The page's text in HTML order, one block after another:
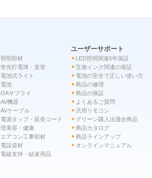
照明部材
蛍光灯電球・直管
電池式ライト
電池
OAサプライ
AV機器
AVケーブル
電源タップ・延長コード
理美容・健康
エアコン工事部材
電設資材
電線支持・結束用品
ユーザーサポート
LED照明関連5年保証
互換インク関連の保証
電池の安全で正しい使い方
商品の修理
商品の保証
よくあるご質問
汎用リモコン
グリーン購入法適合商品
商品カタログ
商品ラインアップ
オンラインマニュアル